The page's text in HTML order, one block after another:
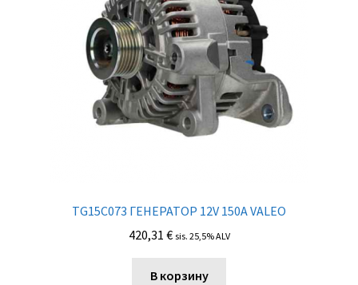
TG15C073 ГЕНЕРАТОР 12V 150A VALEO
420,31 € sis. 25,5% ALV
В корзину